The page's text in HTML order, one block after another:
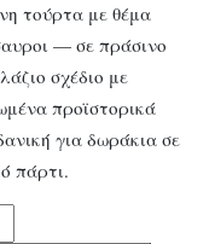
τούρτα με θέμα
— σε πράσινο
σχέδιο με
προϊστορικά
για δωράκια σε
πάρτι.